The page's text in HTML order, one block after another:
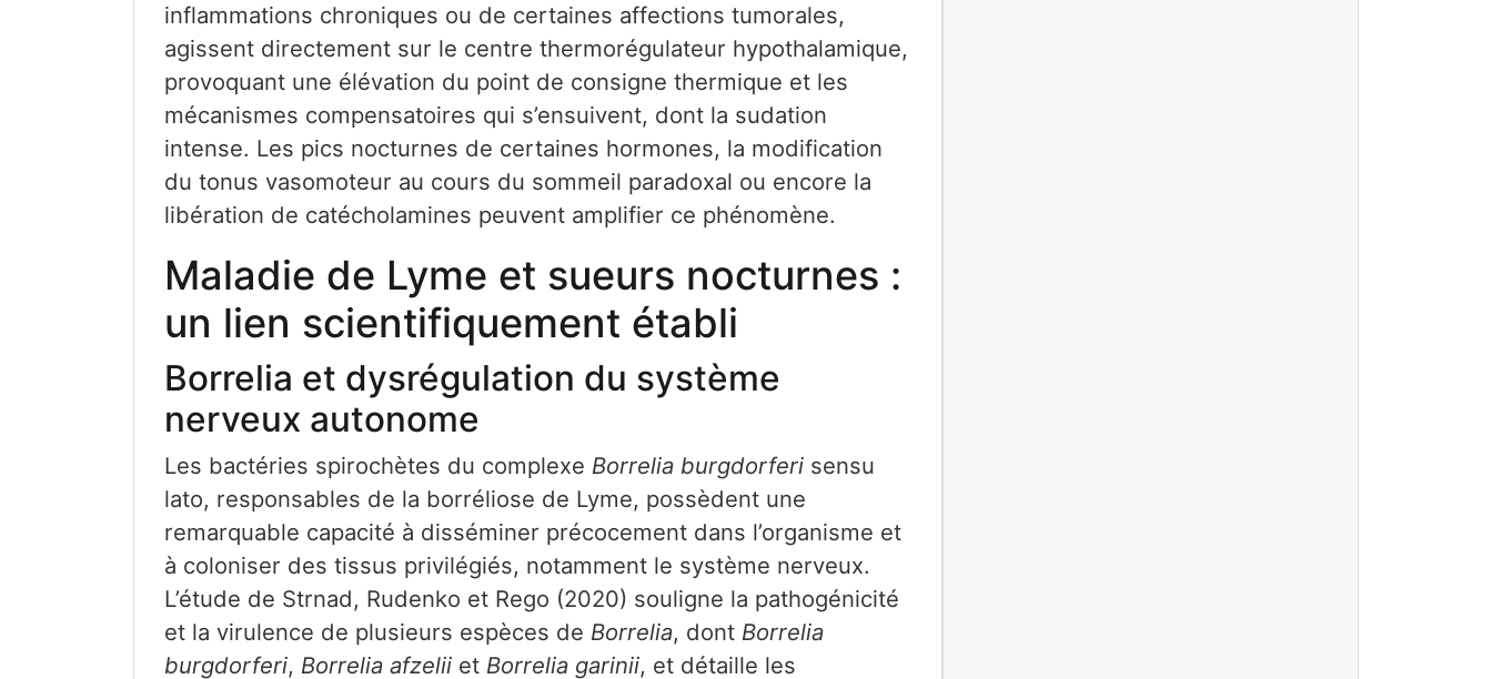
inflammations chroniques ou de certaines affections tumorales,
agissent directement sur le centre thermorégulateur hypothalamique,
provoquant une élévation du point de consigne thermique et les
mécanismes compensatoires qui s’ensuivent, dont la sudation
intense. Les pics nocturnes de certaines hormones, la modification
du tonus vasomoteur au cours du sommeil paradoxal ou encore la
libération de catécholamines peuvent amplifier ce phénomène.
Maladie de Lyme et sueurs nocturnes :
un lien scientifiquement établi
Borrelia et dysrégulation du système
nerveux autonome
Les bactéries spirochètes du complexe Borrelia burgdorferi sensu
lato, responsables de la borréliose de Lyme, possèdent une
remarquable capacité à disséminer précocement dans l’organisme et
à coloniser des tissus privilégiés, notamment le système nerveux.
L’étude de Strnad, Rudenko et Rego (2020) souligne la pathogénicité
et la virulence de plusieurs espèces de Borrelia, dont Borrelia
burgdorferi, Borrelia afzelii et Borrelia garinii, et détaille les